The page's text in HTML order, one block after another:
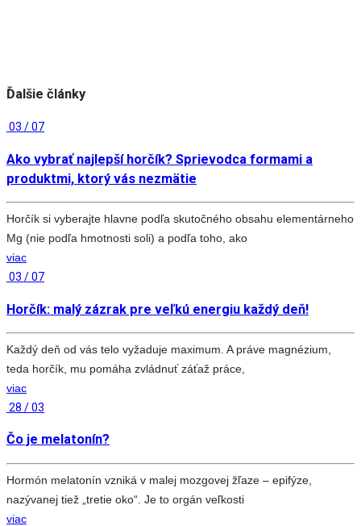
Ďalšie články
03 / 07
Ako vybrať najlepší horčík? Sprievodca formami a
produktmi, ktorý vás nezmätie
Horčík si vyberajte hlavne podľa skutočného obsahu elementárneho
Mg (nie podľa hmotnosti soli) a podľa toho, ako
viac
03 / 07
Horčík: malý zázrak pre veľkú energiu každý deň!
Každý deň od vás telo vyžaduje maximum. A práve magnézium,
teda horčík, mu pomáha zvládnuť záťaž práce,
viac
28 / 03
Čo je melatonín?
Hormón melatonín vzniká v malej mozgovej žľaze – epifýze,
nazývanej tiež „tretie oko“. Je to orgán veľkosti
viac